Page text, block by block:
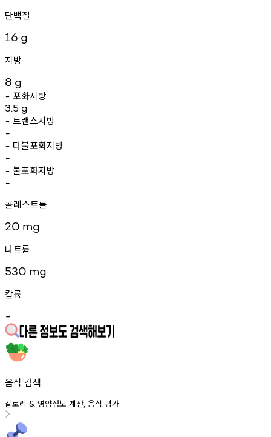
단백질
16 g
지방
8 g
- 포화지방
3.5 g
- 트랜스지방
-
- 다불포화지방
-
- 불포화지방
-
콜레스트롤
20 mg
나트륨
530 mg
칼륨
-
음식 검색
칼로리 & 영양정보 계산, 음식 평가